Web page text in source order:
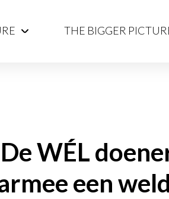
THE BIGGER
WÉL
een